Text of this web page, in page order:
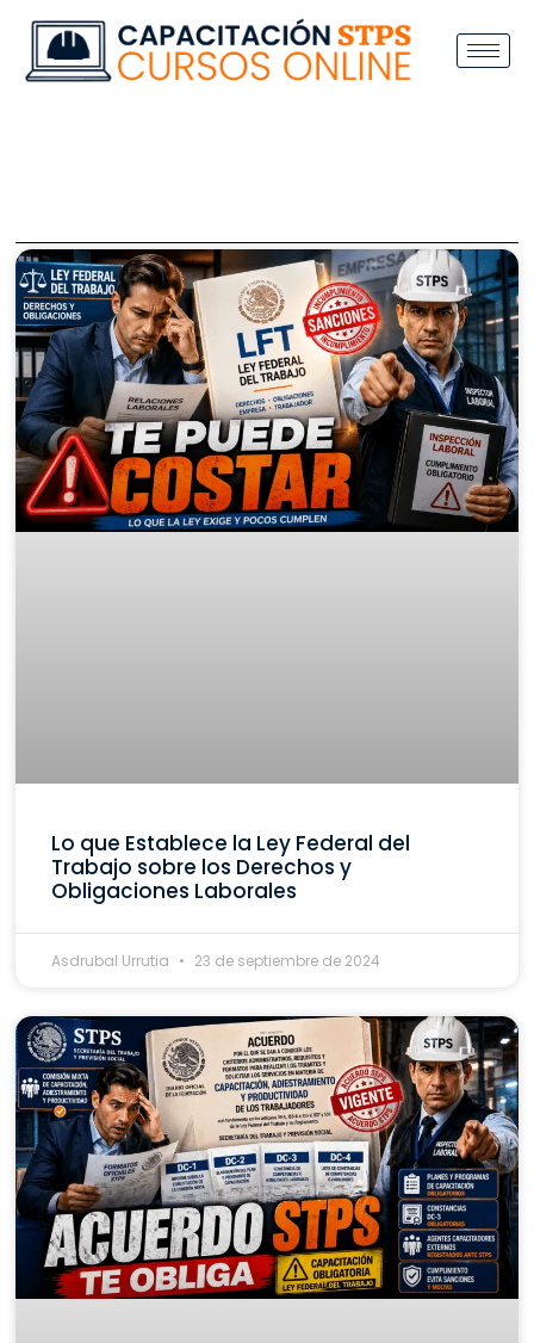
Lo que Establece la Ley Federal del
Trabajo sobre los Derechos y
Obligaciones Laborales
Asdrubal Urrutia 23 de septiembre de 2024